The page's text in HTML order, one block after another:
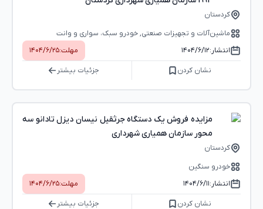
کردستان
ماشین‌آلات و تجهیزات صنعتی, خودرو سبک، سواری و وانت
انتشار:۱۴۰۴/۶/۱۲ مهلت:۱۴۰۴/۶/۲۵
نشان کردن جزئیات بیشتر
مزایده فروش یک دستگاه جرثقیل نیسان دیزل تادانو سه
محور سازمان همیاری شهرداری
کردستان
خودرو سنگین
انتشار:۱۴۰۴/۶/۱۱ مهلت:۱۴۰۴/۶/۲۵
نشان کردن جزئیات بیشتر